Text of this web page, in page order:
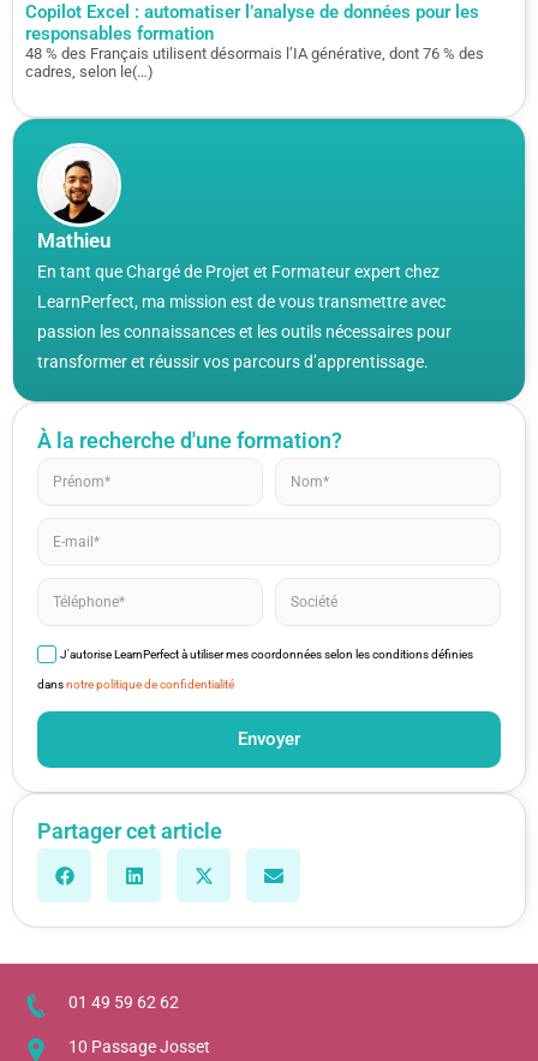
Mathieu
En tant que Chargé de Projet et Formateur expert chez
LearnPerfect, ma mission est de vous transmettre avec
passion les connaissances et les outils nécessaires pour
transformer et réussir vos parcours d’apprentissage.
À la recherche d'une formation?
J'autorise LearnPerfect à utiliser mes coordonnées selon les conditions définies
dansnotre politique de confidentialité
Envoyer
Partager cet article
Copilot Excel : automatiser l’analyse de données pour les
responsables formation
48 % des Français utilisent désormais l’IA générative, dont 76 % des
cadres, selon le(…)
01 49 59 62 62
10 Passage Josset